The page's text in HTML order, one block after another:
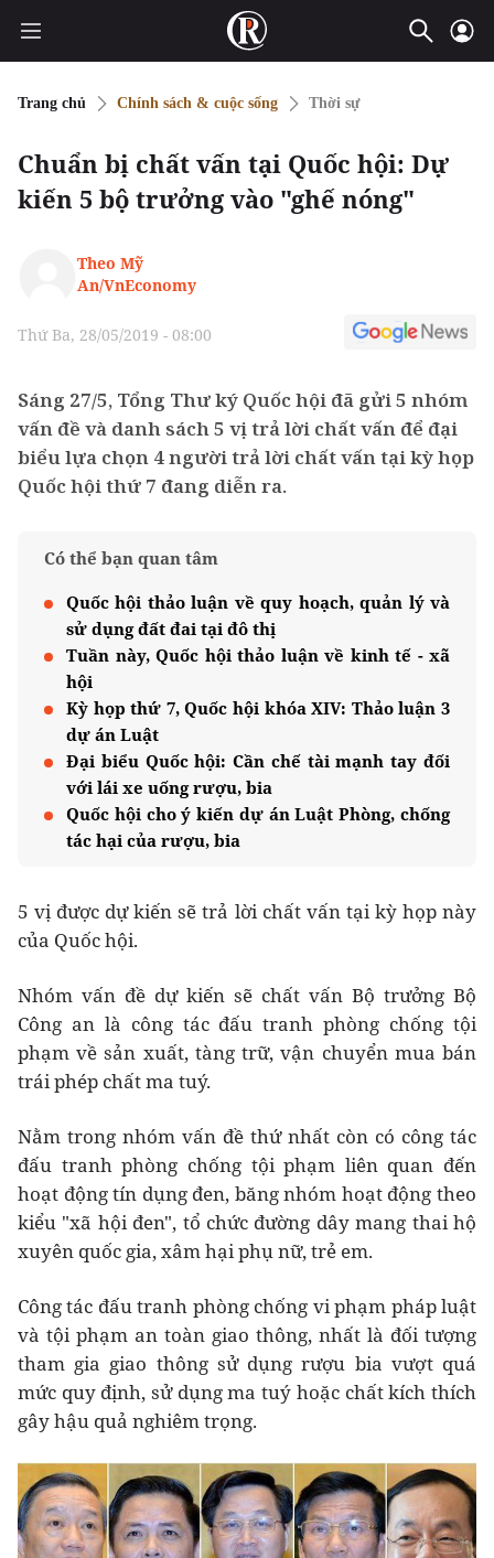
Trang chủ Chính sách & cuộc sống Thời sự
Chuẩn bị chất vấn tại Quốc hội: Dự
kiến 5 bộ trưởng vào "ghế nóng"
Theo Mỹ
An/VnEconomy
Thứ Ba, 28/05/2019 - 08:00
Sáng 27/5, Tổng Thư ký Quốc hội đã gửi 5 nhóm
vấn đề và danh sách 5 vị trả lời chất vấn để đại
biểu lựa chọn 4 người trả lời chất vấn tại kỳ họp
Quốc hội thứ 7 đang diễn ra.
Có thể bạn quan tâm
Quốc hội thảo luận về quy hoạch, quản lý và
sử dụng đất đai tại đô thị
Tuần này, Quốc hội thảo luận về kinh tế - xã
hội
Kỳ họp thứ 7, Quốc hội khóa XIV: Thảo luận 3
dự án Luật
Đại biểu Quốc hội: Cần chế tài mạnh tay đối
với lái xe uống rượu, bia
Quốc hội cho ý kiến dự án Luật Phòng, chống
tác hại của rượu, bia
5 vị được dự kiến sẽ trả lời chất vấn tại kỳ họp này
của Quốc hội.
Nhóm vấn đề dự kiến sẽ chất vấn Bộ trưởng Bộ
Công an là công tác đấu tranh phòng chống tội
phạm về sản xuất, tàng trữ, vận chuyển mua bán
trái phép chất ma tuý.
Nằm trong nhóm vấn đề thứ nhất còn có công tác
đấu tranh phòng chống tội phạm liên quan đến
hoạt động tín dụng đen, băng nhóm hoạt động theo
kiểu "xã hội đen", tổ chức đường dây mang thai hộ
xuyên quốc gia, xâm hại phụ nữ, trẻ em.
Công tác đấu tranh phòng chống vi phạm pháp luật
và tội phạm an toàn giao thông, nhất là đối tượng
tham gia giao thông sử dụng rượu bia vượt quá
mức quy định, sử dụng ma tuý hoặc chất kích thích
gây hậu quả nghiêm trọng.